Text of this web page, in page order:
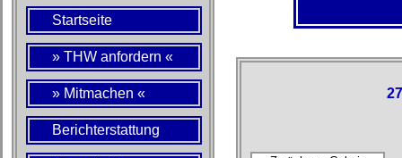
Startseite
» THW anfordern «
» Mitmachen «
Berichterstattung